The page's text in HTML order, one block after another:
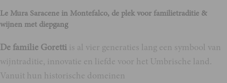
Le Mura Saracene in Montefalco, de plek voor familietraditie &
wijnen met diepgang
De familie Goretti is al vier generaties lang een symbool van
wijntraditie, innovatie en liefde voor het Umbrische land.
Vanuit hun historische domeinen